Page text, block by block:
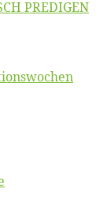
PREDIGEN